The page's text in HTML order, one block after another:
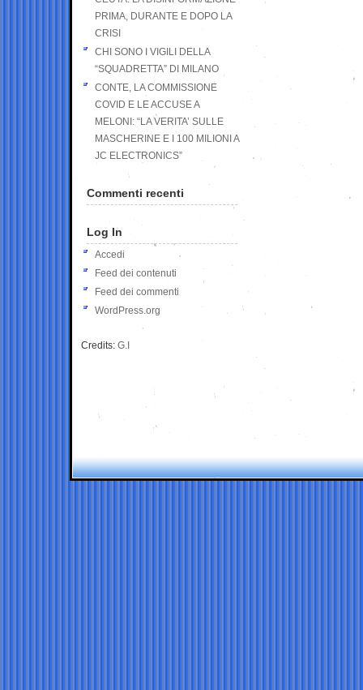
PRIMA, DURANTE E DOPO LA
CRISI
CHI SONO I VIGILI DELLA
“SQUADRETTA” DI MILANO
CONTE, LA COMMISSIONE
COVID E LE ACCUSE A
MELONI: “LA VERITA’ SULLE
MASCHERINE E I 100 MILIONI A
JC ELECTRONICS”
Commenti recenti
Log In
Accedi
Feed dei contenuti
Feed dei commenti
WordPress.org
Credits: G.I